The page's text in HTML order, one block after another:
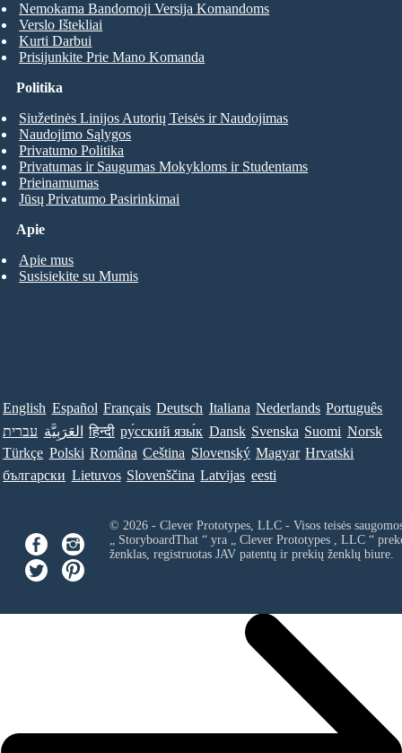
Nemokama Bandomoji Versija Komandoms
Verslo Ištekliai
Kurti Darbui
Prisijunkite Prie Mano Komanda
Apie
Apie mus
Susisiekite su Mumis
Politika
Siužetinės Linijos Autorių Teisės ir Naudojimas
Naudojimo Sąlygos
Privatumo Politika
Privatumas ir Saugumas Mokykloms ir Studentams
Prieinamumas
Jūsų Privatumo Pasirinkimai
English Español Français Deutsch Italiana Nederlands Português
עברית العَرَبِيَّة हिन्दी ру́сский язы́к Dansk Svenska Suomi Norsk
Türkçe Polski Româna Ceština Slovenský Magyar Hrvatski
български Lietuvos Slovenščina Latvijas eesti
© 2026 - Clever Prototypes, LLC - Visos teisės
„ StoryboardThat “ yra „ Clever Prototypes , LLC“
ženklas, registruotas JAV patentų ir prekių ženklų biure.